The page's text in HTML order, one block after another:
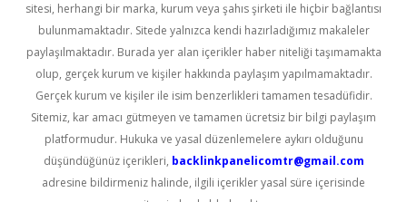
sitesi, herhangi bir marka, kurum veya şahıs şirketi ile hiçbir bağlantısı
bulunmamaktadır. Sitede yalnızca kendi hazırladığımız makaleler
paylaşılmaktadır. Burada yer alan içerikler haber niteliği taşımamakta
olup, gerçek kurum ve kişiler hakkında paylaşım yapılmamaktadır.
Gerçek kurum ve kişiler ile isim benzerlikleri tamamen tesadüfidir.
Sitemiz, kar amacı gütmeyen ve tamamen ücretsiz bir bilgi paylaşım
platformudur. Hukuka ve yasal düzenlemelere aykırı olduğunu
düşündüğünüz içerikleri, backlinkpanelicomtr@gmail.com
adresine bildirmeniz halinde, ilgili içerikler yasal süre içerisinde